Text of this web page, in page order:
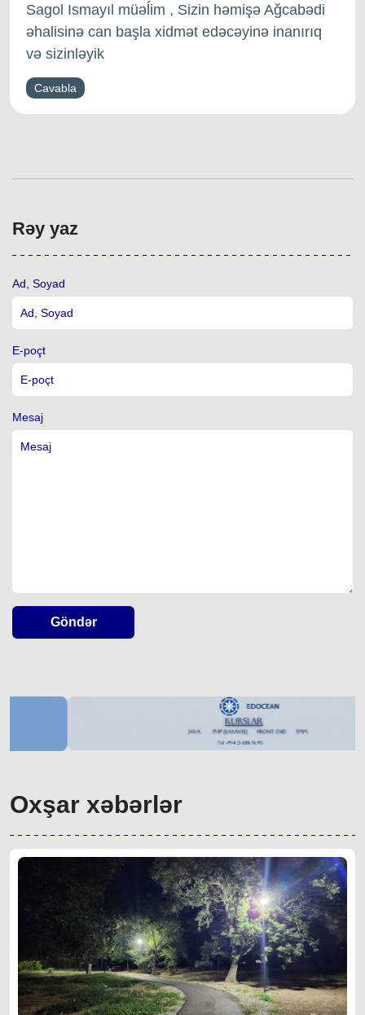
Sagol Ismayıl müəĺim , Sizin həmişə Ağcabədi
əhalisinə can başla xidmət edəcəyinə inanırıq
və sizinləyik
Cavabla
Rəy yaz
Ad, Soyad
E-poçt
Mesaj
Göndər
Oxşar xəbərlər